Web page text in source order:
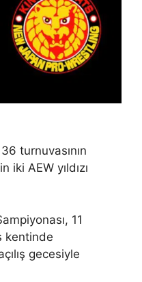
turnuvasının
iki AEW yıldızı
11
kentinde
gecesiyle